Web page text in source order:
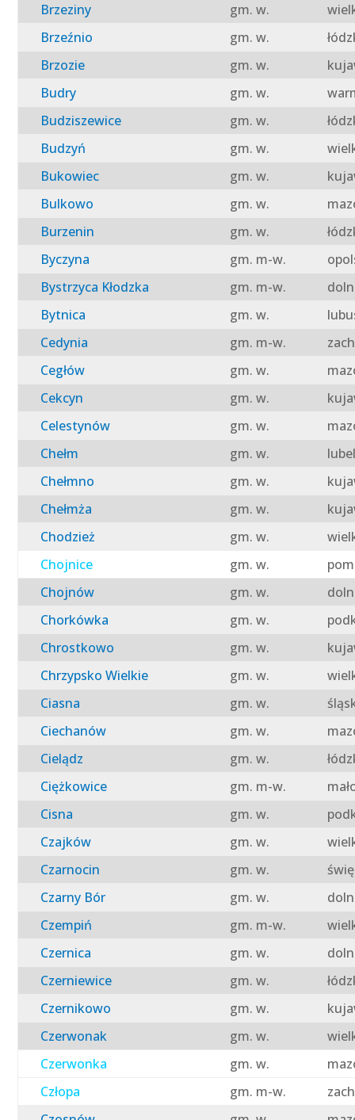
Brzeziny
gm. w.
Brzeźnio
gm. w.
Brzozie
gm. w.
Budry
gm. w.
Budziszewice
gm. w.
Budzyń
gm. w.
Bukowiec
gm. w.
Bulkowo
gm. w.
Burzenin
gm. w.
Byczyna
gm. m-w.
Bystrzyca Kłodzka
gm. m-w.
Bytnica
gm. w.
Cedynia
gm. m-w.
Cegłów
gm. w.
Cekcyn
gm. w.
Celestynów
gm. w.
Chełm
gm. w.
Chełmno
gm. w.
Chełmża
gm. w.
Chodzież
gm. w.
Chojnice
gm. w.
Chojnów
gm. w.
Chorkówka
gm. w.
Chrostkowo
gm. w.
Chrzypsko Wielkie
gm. w.
Ciasna
gm. w.
Ciechanów
gm. w.
Cielądz
gm. w.
Ciężkowice
gm. m-w.
Cisna
gm. w.
Czajków
gm. w.
Czarnocin
gm. w.
Czarny Bór
gm. w.
Czempiń
gm. m-w.
Czernica
gm. w.
Czerniewice
gm. w.
Czernikowo
gm. w.
Czerwonak
gm. w.
Czerwonka
gm. w.
Człopa
gm. m-w.